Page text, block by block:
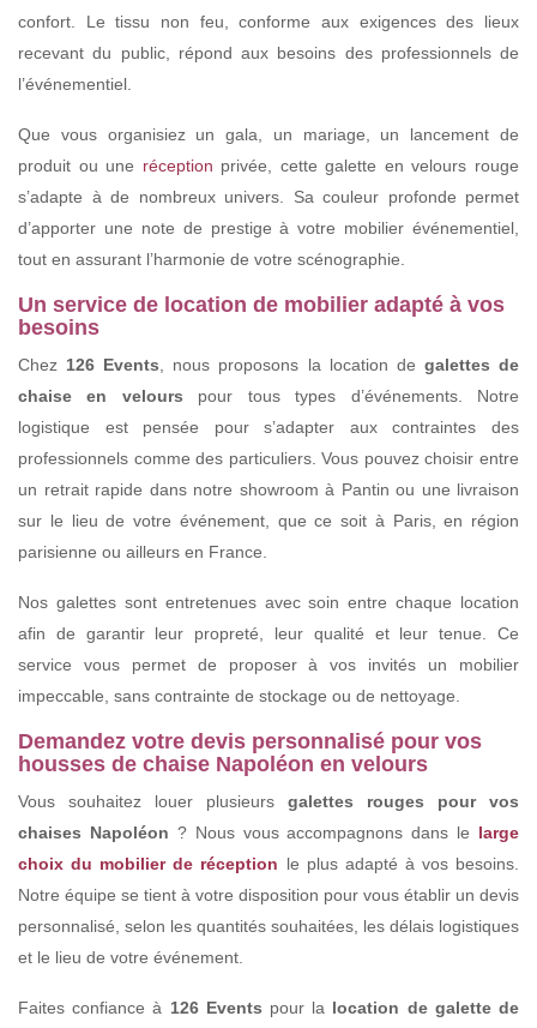
confort. Le tissu non feu, conforme aux exigences des lieux
recevant du public, répond aux besoins des professionnels de
l’événementiel.
Que vous organisiez un gala, un mariage, un lancement de
produit ou une réception privée, cette galette en velours rouge
s’adapte à de nombreux univers. Sa couleur profonde permet
d’apporter une note de prestige à votre mobilier événementiel,
tout en assurant l’harmonie de votre scénographie.
Un service de location de mobilier adapté à vos
besoins
Chez 126 Events , nous proposons la location de galettes de
chaise en velours pour tous types d’événements. Notre
logistique est pensée pour s’adapter aux contraintes des
professionnels comme des particuliers. Vous pouvez choisir entre
un retrait rapide dans notre showroom à Pantin ou une livraison
sur le lieu de votre événement, que ce soit à Paris, en région
parisienne ou ailleurs en France.
Nos galettes sont entretenues avec soin entre chaque location
afin de garantir leur propreté, leur qualité et leur tenue. Ce
service vous permet de proposer à vos invités un mobilier
impeccable, sans contrainte de stockage ou de nettoyage.
Demandez votre devis personnalisé pour vos
housses de chaise Napoléon en velours
Vous souhaitez louer plusieurs galettes rouges pour vos
chaises Napoléon ? Nous vous accompagnons dans le large
choix du mobilier de réception le plus adapté à vos besoins.
Notre équipe se tient à votre disposition pour vous établir un devis
personnalisé, selon les quantités souhaitées, les délais logistiques
et le lieu de votre événement.
Faites confiance à 126 Events pour la location de galette de